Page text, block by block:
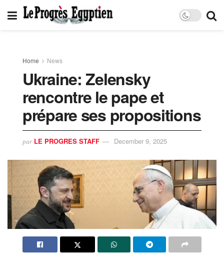
Home News
Ukraine: Zelensky
rencontre le pape et
prépare ses propositions
par LE PROGRES STAFF December 9, 2025